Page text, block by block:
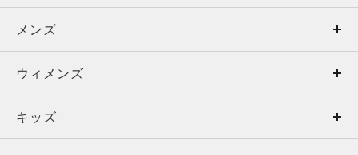
メンズ
ウィメンズ
キッズ
メンズ
トップス
ボトムス
ウィメンズ
トップス
キッズ